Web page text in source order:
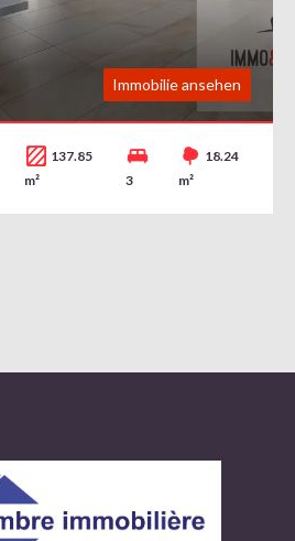
Immobilie ansehen
137.85
m²
3
18.24
m²